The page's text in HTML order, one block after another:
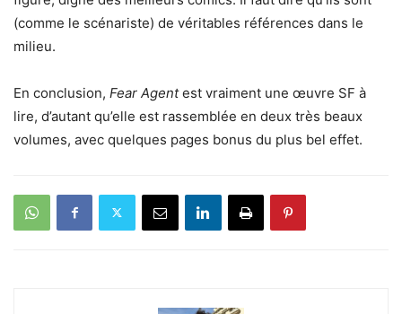
(comme le scénariste) de véritables références dans le
milieu.
En conclusion, Fear Agentest vraiment une œuvre SF à
lire, d’autant qu’elle est rassemblée en deux très beaux
volumes, avec quelques pages bonus du plus bel effet.